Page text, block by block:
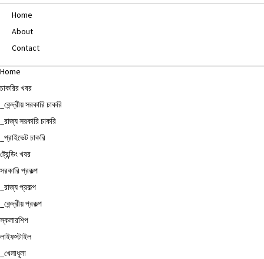
Home
About
Contact
Home
চাকরির খবর
_কেন্দ্রীয় সরকারি চাকরি
_রাজ্য সরকারি চাকরি
_প্রাইভেট চাকরি
ট্রেন্ডিং খবর
সরকারি প্রকল্প
_রাজ্য প্রকল্প
_কেন্দ্রীয় প্রকল্প
স্কলারশিপ
লাইফস্টাইল
_খেলাধূলা